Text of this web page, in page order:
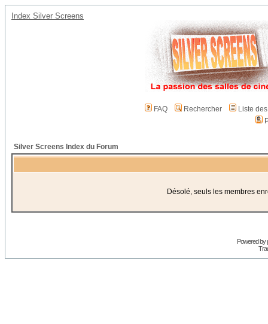
Index Silver Screens
FAQ Rechercher
Liste
Silver Screens Index du Forum
Désolé, seuls les membres
Powered by